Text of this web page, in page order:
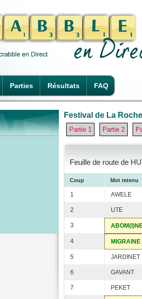
Parties Résultats FAQ
Festival de La
Partie 1 Partie 2
Feuille de route de
Coup Mot retenu
1 AWELE
2 UTE
3
4 MIGRAINE
5 JARDINET
6 GAVANT
7 PEKET